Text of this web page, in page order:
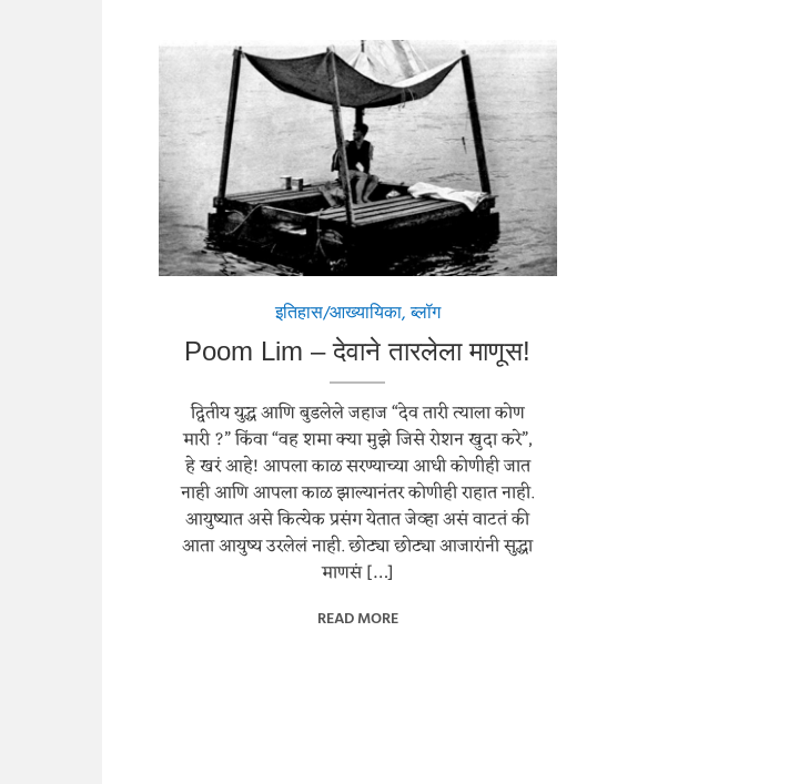
इतिहास/आख्यायिका,ब्लॉग
Poom Lim – देवाने तारलेला माणूस!
द्वितीय युद्ध आणि बुडलेले जहाज “देव तारी त्याला कोण
मारी ?” किंवा “वह शमा क्या मुझे जिसे रोशन खुदा करे”,
हे खरं आहे! आपला काळ सरण्याच्या आधी कोणीही जात
नाही आणि आपला काळ झाल्यानंतर कोणीही राहात नाही.
आयुष्यात असे कित्येक प्रसंग येतात जेव्हा असं वाटतं की
आता आयुष्य उरलेलं नाही. छोट्या छोट्या आजारांनी सुद्धा
माणसं […]
READ MORE